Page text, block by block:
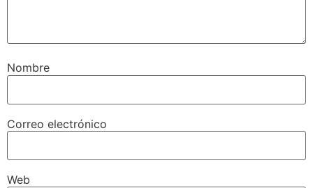
Nombre
Correo electrónico
Web